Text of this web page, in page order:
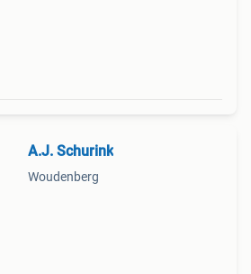
A.J. Schurink
Woudenberg